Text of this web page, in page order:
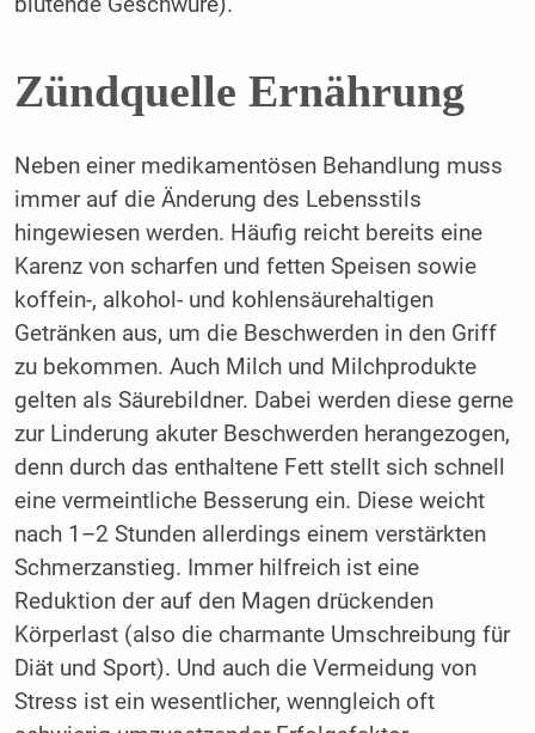
Zündquelle Ernährung
Neben einer medikamentösen Behandlung muss
immer auf die Änderung des Lebensstils
hingewiesen werden. Häufig reicht bereits eine
Karenz von scharfen und fetten Speisen sowie
koffein-, alkohol- und kohlensäurehaltigen
Getränken aus, um die Beschwerden in den Griff
zu bekommen. Auch Milch und Milchprodukte
gelten als Säurebildner. Dabei werden diese gerne
zur Linderung akuter Beschwerden herangezogen,
denn durch das enthaltene Fett stellt sich schnell
eine vermeintliche Besserung ein. Diese weicht
nach 1–2 Stunden allerdings einem verstärkten
Schmerzanstieg. Immer hilfreich ist eine
Reduktion der auf den Magen drückenden
Körperlast (also die charmante Umschreibung für
Diät und Sport). Und auch die Vermeidung von
Stress ist ein wesentlicher, wenngleich oft